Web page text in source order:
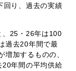
回り、過去の実績
25・26年は100
過去20年間で最
増加するものの、
年間の平均供給